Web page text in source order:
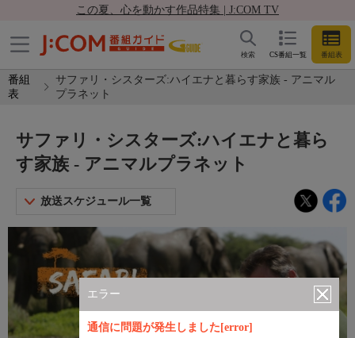
この夏、心を動かす作品特集 | J:COM TV
CS番組一覧 番組表
検索
番組
表
サファリ・シスターズ:ハイエナと暮らす家族 - アニマル
プラネット
エラー
通信に問題が発生しました[error]
サファリ・シスターズ:ハイエナと暮ら
す家族 - アニマルプラネット
放送スケジュール一覧